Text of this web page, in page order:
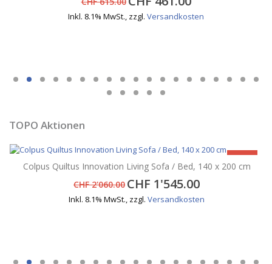
Inkl. 8.1% MwSt., zzgl. Versandkosten
TOPO Aktionen
-25%
Colpus Quiltus Innovation Living Sofa / Bed, 140 x 200 cm
CHF 2'060.00 CHF 1'545.00
Inkl. 8.1% MwSt., zzgl. Versandkosten